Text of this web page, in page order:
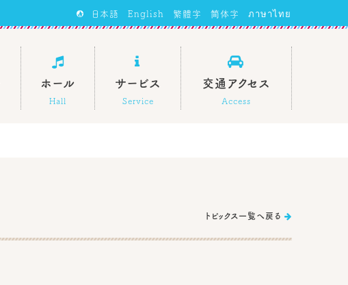
日本語 English 繁體字 简体字 ภาษาไทย

ホール
Hall

サービス
Service

交通アクセス
Access
トピックス一覧へ戻る 